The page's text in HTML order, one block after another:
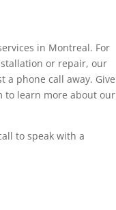
in Montreal. For
or repair, our
a phone call away. Give
to learn more about our
to speak with a